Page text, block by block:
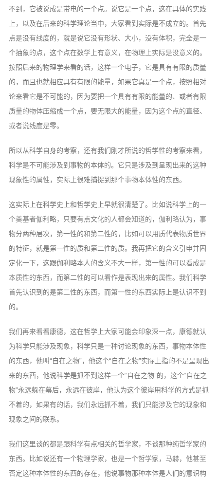
不到，它被说成是带电的一个点。说它是一个点，这在具体的实践
上，以及在后来的科学理论当中，大家看到实际是不成立的。首先
点是没有线度的，就是说它没有形状、大小，没有体积，完全是一
个抽象的点，这个点在数学上有意义，在物理上实际是没意义的。
按照后来的物理学来看的话，这样一个电子，它是具有有限的质量
的，而且也就相应具有有限的能量，如果它真是一个点，按照相对
论来看它是不可能的，因为要把一个具有有限的能量的、或者有限
质量的物体压缩成一个点，要无限大的能量，因为这个点的直径、
或者说线度是零。
所以从科学自身的考察，还有我们刚才所说的哲学性的考察来看，
科学是不可能涉及到事物的本体的。它只是涉及到呈现出来的这种
现象性的属性，实际上很难捕捉到那个事物本体性的东西。
这实际上在科学史上和哲学史上早就很清楚了。比如说科学上的一
个奠基者伽利略，只要有点文化的人都会知道的，伽利略认为，事
物分两种层次，第一性的和第二性的，比如可以用质代表物质世界
的特征，就是第一性的质和第二性的质。我再把它的含义引申并固
定化一下，这跟伽利略本人的含义不大一样，第一性的可以看成是
本质性的东西，而第二性的可以看作是表现出来的属性。我们科学
首先认识到的是第二性的东西，而第一性的东西实际上是认识不到
的。
我们再来看看康德，这在哲学上大家可能会印象深一点，康德就认
为科学只能涉及现象，科学只是一种讨论现象的东西，事物本体性
的东西，他叫“自在之物”，他这个“自在之物”实际上指的不是呈现出
来的东西，他说科学是抓不到这样一个“自在之物”的，这个“自在之
物”永远躲在幕后，永远在彼岸，他认为这个彼岸用科学的方式是抓
不着的，如果有的话，我们永远抓不着，我们只能涉及它的现象和
现象之间的联系。
我们这里谈的都是跟科学有点相关的哲学家，不谈那种纯哲学家的
东西。比如说还有一个物理学家，也是一个哲学家，马赫，他甚至
否定这种本体性的东西的存在，他说事物那种本体是人们的意识构